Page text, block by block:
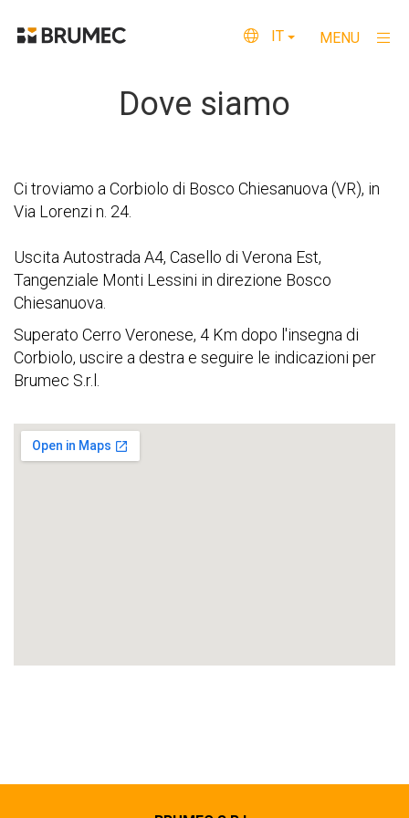
IT MENU
×
Chi siamo
Qualità e Certificazioni
Contattaci
Dove siamo
Ci troviamo a Corbiolo di Bosco Chiesanuova (VR), in
Via Lorenzi n. 24.
Uscita Autostrada A4, Casello di Verona Est,
Tangenziale Monti Lessini in direzione Bosco
Chiesanuova.
Superato Cerro Veronese, 4 Km dopo l'insegna di
Corbiolo, uscire a destra e seguire le indicazioni per
Brumec S.r.l.